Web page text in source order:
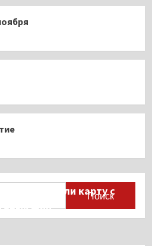
разработали карту с
шин